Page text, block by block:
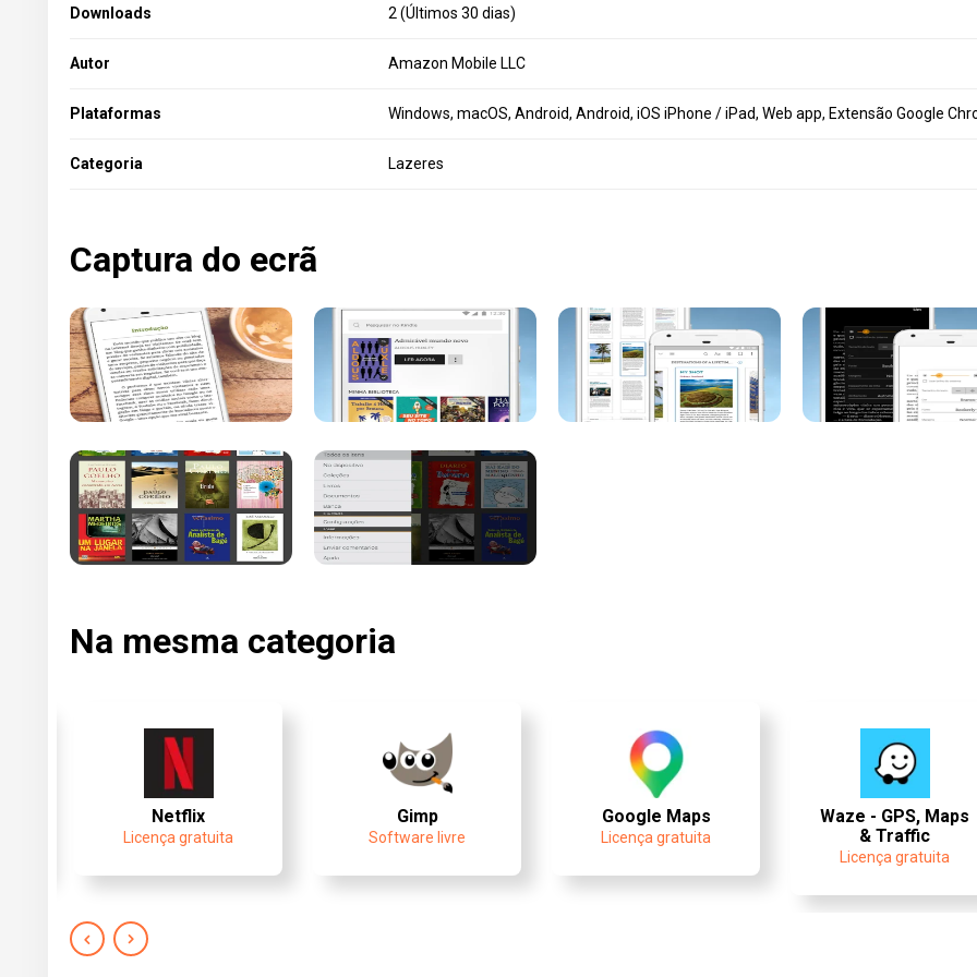
Downloads 2 (Últimos 30 dias)
Autor Amazon Mobile LLC
Plataformas Windows, macOS, Android, Android, iOS iPhone / iPad, Web app, Extensão Google
Categoria Lazeres
Captura do ecrã
Na mesma categoria
Netflix
Licença gratuita
Gimp
Software livre
Google Maps
Licença gratuita
Waze - GPS, Maps
& Traffic
Licença gratuita